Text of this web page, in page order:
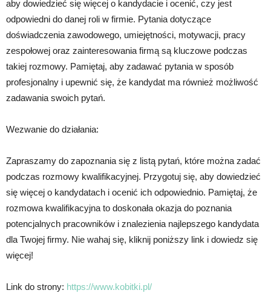
aby dowiedzieć się więcej o kandydacie i ocenić, czy jest
odpowiedni do danej roli w firmie. Pytania dotyczące
doświadczenia zawodowego, umiejętności, motywacji, pracy
zespołowej oraz zainteresowania firmą są kluczowe podczas
takiej rozmowy. Pamiętaj, aby zadawać pytania w sposób
profesjonalny i upewnić się, że kandydat ma również możliwość
zadawania swoich pytań.
Wezwanie do działania:
Zapraszamy do zapoznania się z listą pytań, które można zadać
podczas rozmowy kwalifikacyjnej. Przygotuj się, aby dowiedzieć
się więcej o kandydatach i ocenić ich odpowiednio. Pamiętaj, że
rozmowa kwalifikacyjna to doskonała okazja do poznania
potencjalnych pracowników i znalezienia najlepszego kandydata
dla Twojej firmy. Nie wahaj się, kliknij poniższy link i dowiedz się
więcej!
Link do strony: https://www.kobitki.pl/